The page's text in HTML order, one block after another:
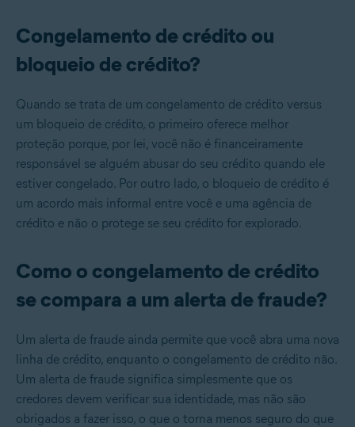
Congelamento de crédito ou
bloqueio de crédito?
Quando se trata de um congelamento de crédito versus
um bloqueio de crédito, o primeiro oferece melhor
proteção porque, por lei, você não é financeiramente
responsável se alguém abusar do seu crédito quando ele
estiver congelado. Por outro lado, o bloqueio de crédito é
um acordo mais informal entre você e uma agência de
crédito e não o protege se seu crédito for explorado.
Como o congelamento de crédito
se compara a um alerta de fraude?
Um alerta de fraude ainda permite que você abra uma nova
linha de crédito, enquanto o congelamento de crédito não.
Um alerta de fraude significa simplesmente que os
credores devem verificar sua identidade, mas não são
obrigados a fazer isso, o que o torna menos seguro do que